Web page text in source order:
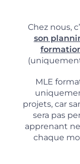
Chez nous,
son
MLE
projets, car
sera pas
apprenant
chaque